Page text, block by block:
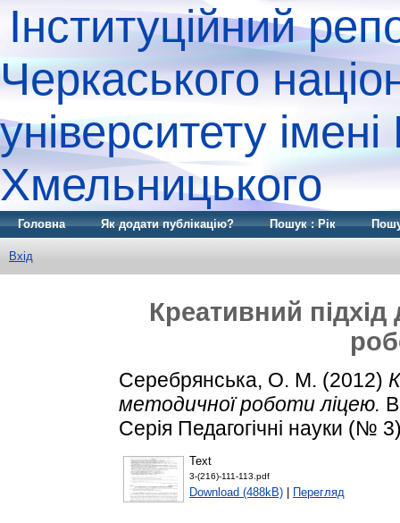
Інституційний
Черкаського
університету
Хмельницького
Головна Як додати публікацію? Пошук : Рік
Вхід
Креативний підхід
Серебрянська, О. М. (2012)
методичної роботи ліцею.
Серія Педагогічні науки (№
Text
3-(216)-111-113.pdf
Download (488kB) Перегляд